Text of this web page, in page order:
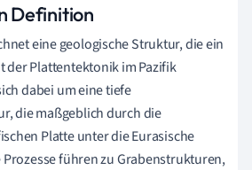
Definition
eine geologische Struktur, die ein
der Plattentektonik im Pazifik
dabei um eine tiefe
die maßgeblich durch die
Platte unter die Eurasische
Prozesse führen zu Grabenstrukturen,